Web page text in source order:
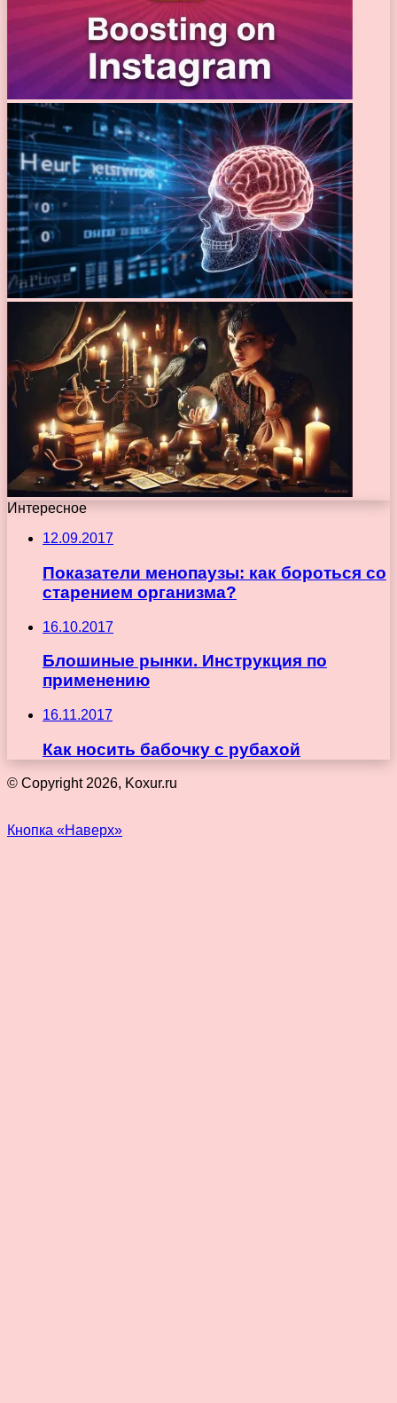
Интересное
12.09.2017
Показатели менопаузы: как бороться со
старением организма?
16.10.2017
Блошиные рынки. Инструкция по
применению
16.11.2017
Как носить бабочку с рубахой
© Copyright 2026, Koxur.ru
Кнопка «Наверх»